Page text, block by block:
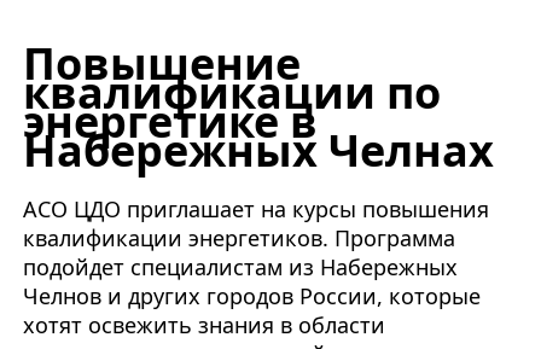
Повышение
квалификации по
энергетике в
Набережных Челнах
АСО ЦДО приглашает на курсы повышения
квалификации энергетиков. Программа
подойдет специалистам из Набережных
Челнов и других городов России, которые
хотят освежить знания в области